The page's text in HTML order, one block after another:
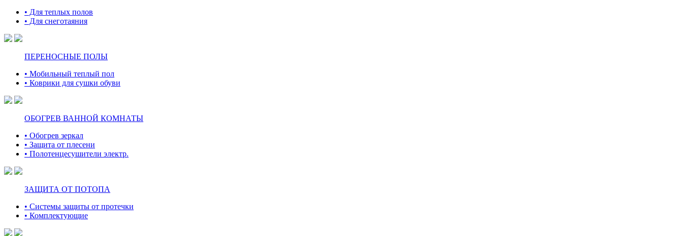
• Для теплых полов
• Для снеготаяния
ПЕРЕНОСНЫЕ ПОЛЫ
• Мобильный теплый пол
• Коврики для сушки обуви
ОБОГРЕВ ВАННОЙ КОМНАТЫ
• Обогрев зеркал
• Защита от плесени
• Полотенцесушители электр.
ЗАЩИТА ОТ ПОТОПА
• Системы защиты от протечки
• Комплектующие